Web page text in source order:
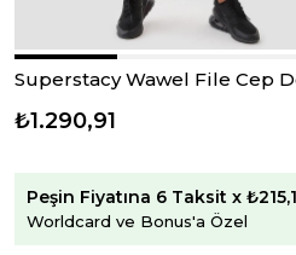
Superstacy Wawel File Cep
₺1.290,91
Peşin Fiyatına 6 Taksit x
Worldcard ve Bonus'a Özel